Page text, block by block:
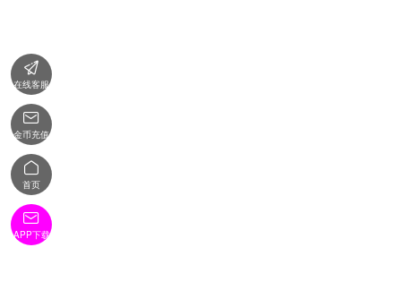

在线客服

金币充值

首页

APP下载